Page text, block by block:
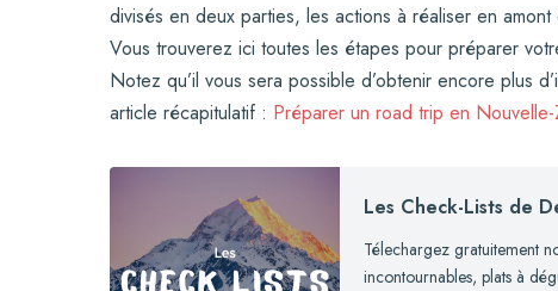
divisés en deux parties, les actions à réaliser en
Vous trouverez ici toutes les étapes pour préparer
Notez qu’il vous sera possible d’obtenir encore plus
article récapitulatif : Préparer un road trip en Nouvelle-
Les Check-Lists de
Télechargez gratuitement
incontournables, plats à